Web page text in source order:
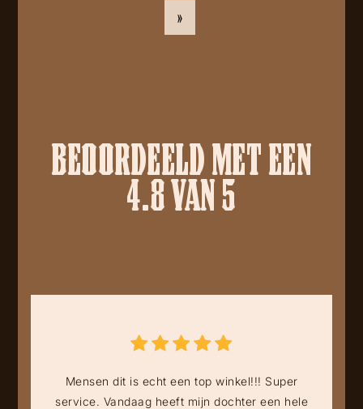
»
BEOORDEELD MET EEN
4.8 VAN 5
Mensen dit is echt een top winkel!!! Super
service. Vandaag heeft mijn dochter een hele